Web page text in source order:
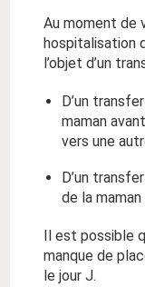
Au moment de
hospitalisation
l’objet d’un
D’un
maman
vers une
D’un
de la
Il est possible
manque de
le jour J.